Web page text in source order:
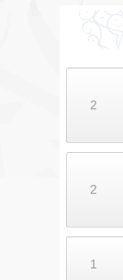
2
2
1